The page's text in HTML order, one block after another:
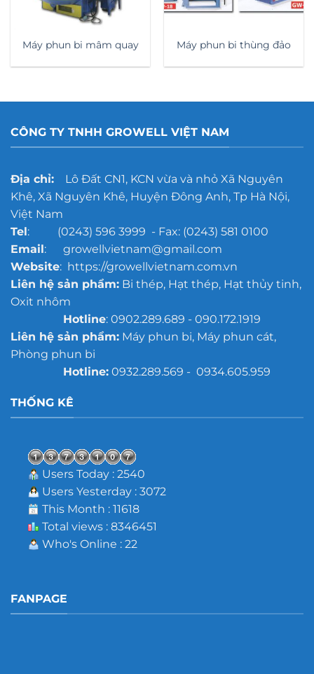
Máy phun bi mâm quay Máy phun bi thùng đảo
CÔNG TY TNHH GROWELL VIỆT NAM
Địa chỉ:Lô Đất CN1, KCN vừa và nhỏ Xã Nguyên
Khê, Xã Nguyên Khê, Huyện Đông Anh, Tp Hà Nội,
Việt Nam
Tel: (0243) 596 3999 - Fax: (0243) 581 0100
Email: growellvietnam@gmail.com
Website: https://growellvietnam.com.vn
Liên hệ sản phẩm:Bi thép, Hạt thép, Hạt thủy tinh,
Oxit nhôm
Hotline: 0902.289.689 - 090.172.1919
Liên hệ sản phẩm:Máy phun bi, Máy phun cát,
Phòng phun bi
Hotline:0932.289.569 - 0934.605.959
THỐNG KÊ
Users Today : 2540
Users Yesterday : 3072
This Month : 11618
Total views : 8346451
Who's Online : 22
FANPAGE